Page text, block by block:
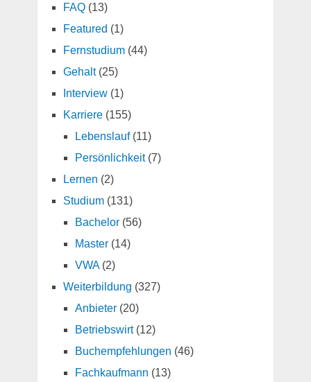
FAQ(13)
Featured (1)
Fernstudium(44)
Gehalt(25)
Interview(1)
Karriere(155)
Lebenslauf(11)
Persönlichkeit(7)
Lernen (2)
Studium(131)
Bachelor(56)
Master(14)
VWA(2)
Weiterbildung (327)
Anbieter(20)
Betriebswirt(12)
Buchempfehlungen (46)
Fachkaufmann (13)